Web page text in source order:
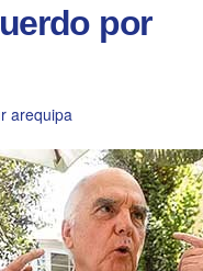
por
arequipa